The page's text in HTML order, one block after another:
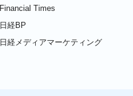
Financial Times
日経BP
日経メディアマーケティング